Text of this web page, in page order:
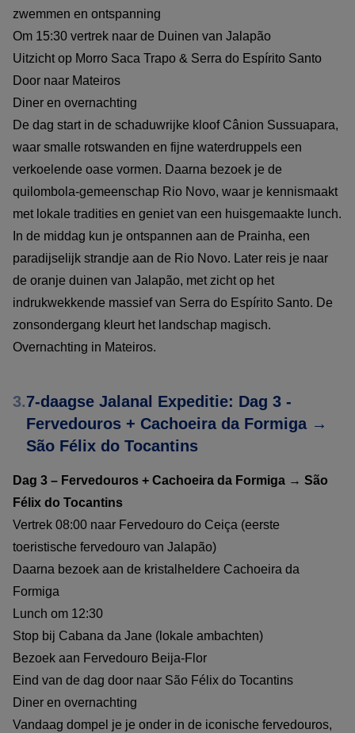
zwemmen en ontspanning
Om 15:30 vertrek naar de Duinen van Jalapão
Uitzicht op Morro Saca Trapo & Serra do Espírito Santo
Door naar Mateiros
Diner en overnachting
De dag start in de schaduwrijke kloof Cânion Sussuapara,
waar smalle rotswanden en fijne waterdruppels een
verkoelende oase vormen. Daarna bezoek je de
quilombola-gemeenschap Rio Novo, waar je kennismaakt
met lokale tradities en geniet van een huisgemaakte lunch.
In de middag kun je ontspannen aan de Prainha, een
paradijselijk strandje aan de Rio Novo. Later reis je naar
de oranje duinen van Jalapão, met zicht op het
indrukwekkende massief van Serra do Espírito Santo. De
zonsondergang kleurt het landschap magisch.
Overnachting in Mateiros.
3.7-daagse Jalanal Expeditie: Dag 3 -
Fervedouros + Cachoeira da Formiga →
São Félix do Tocantins
Dag 3 – Fervedouros + Cachoeira da Formiga → São
Félix do Tocantins
Vertrek 08:00 naar Fervedouro do Ceiça (eerste
toeristische fervedouro van Jalapão)
Daarna bezoek aan de kristalheldere Cachoeira da
Formiga
Lunch om 12:30
Stop bij Cabana da Jane (lokale ambachten)
Bezoek aan Fervedouro Beija-Flor
Eind van de dag door naar São Félix do Tocantins
Diner en overnachting
Vandaag dompel je je onder in de iconische fervedouros,